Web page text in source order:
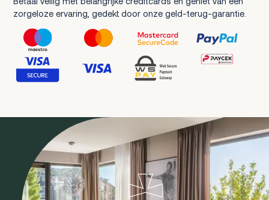
zorgeloze ervaring, gedekt door onze geld-terug-garantie.